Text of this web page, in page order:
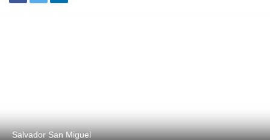
Salvador San Miguel